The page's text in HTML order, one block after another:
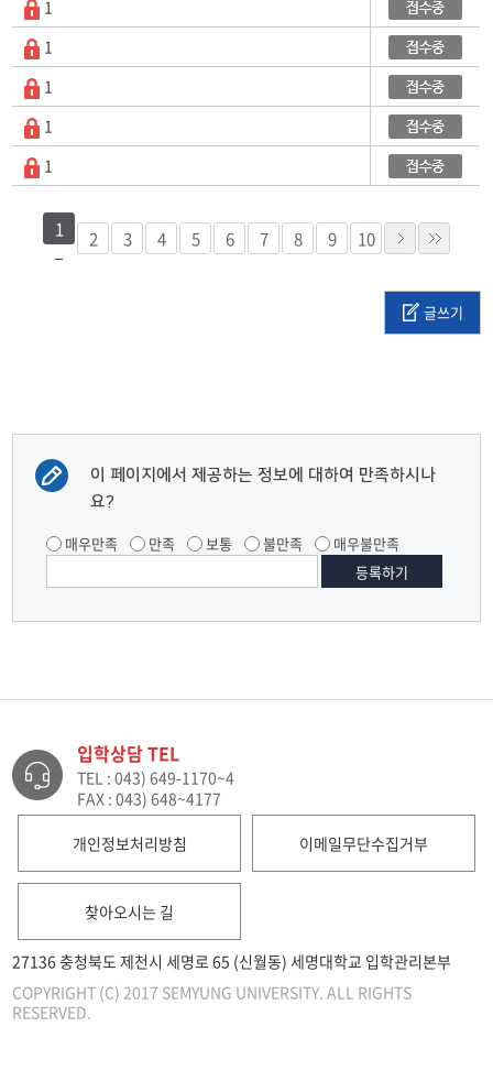
1
1
1
1
1
1 2 3 4 5 6 7 8 9 10
글쓰기
이 페이지에서 제공하는 정보에 대하여 만족하시나
요?
매우만족 만족 보통 불만족 매우불만족
입학상담 TEL
TEL : 043) 649-1170~4
FAX : 043) 648~4177
개인정보처리방침 이메일무단수집거부
찾아오시는 길
27136 충청북도 제천시 세명로 65 (신월동) 세명대학교 입학관리본부
COPYRIGHT (C) 2017 SEMYUNG UNIVERSITY. ALL RIGHTS
RESERVED.